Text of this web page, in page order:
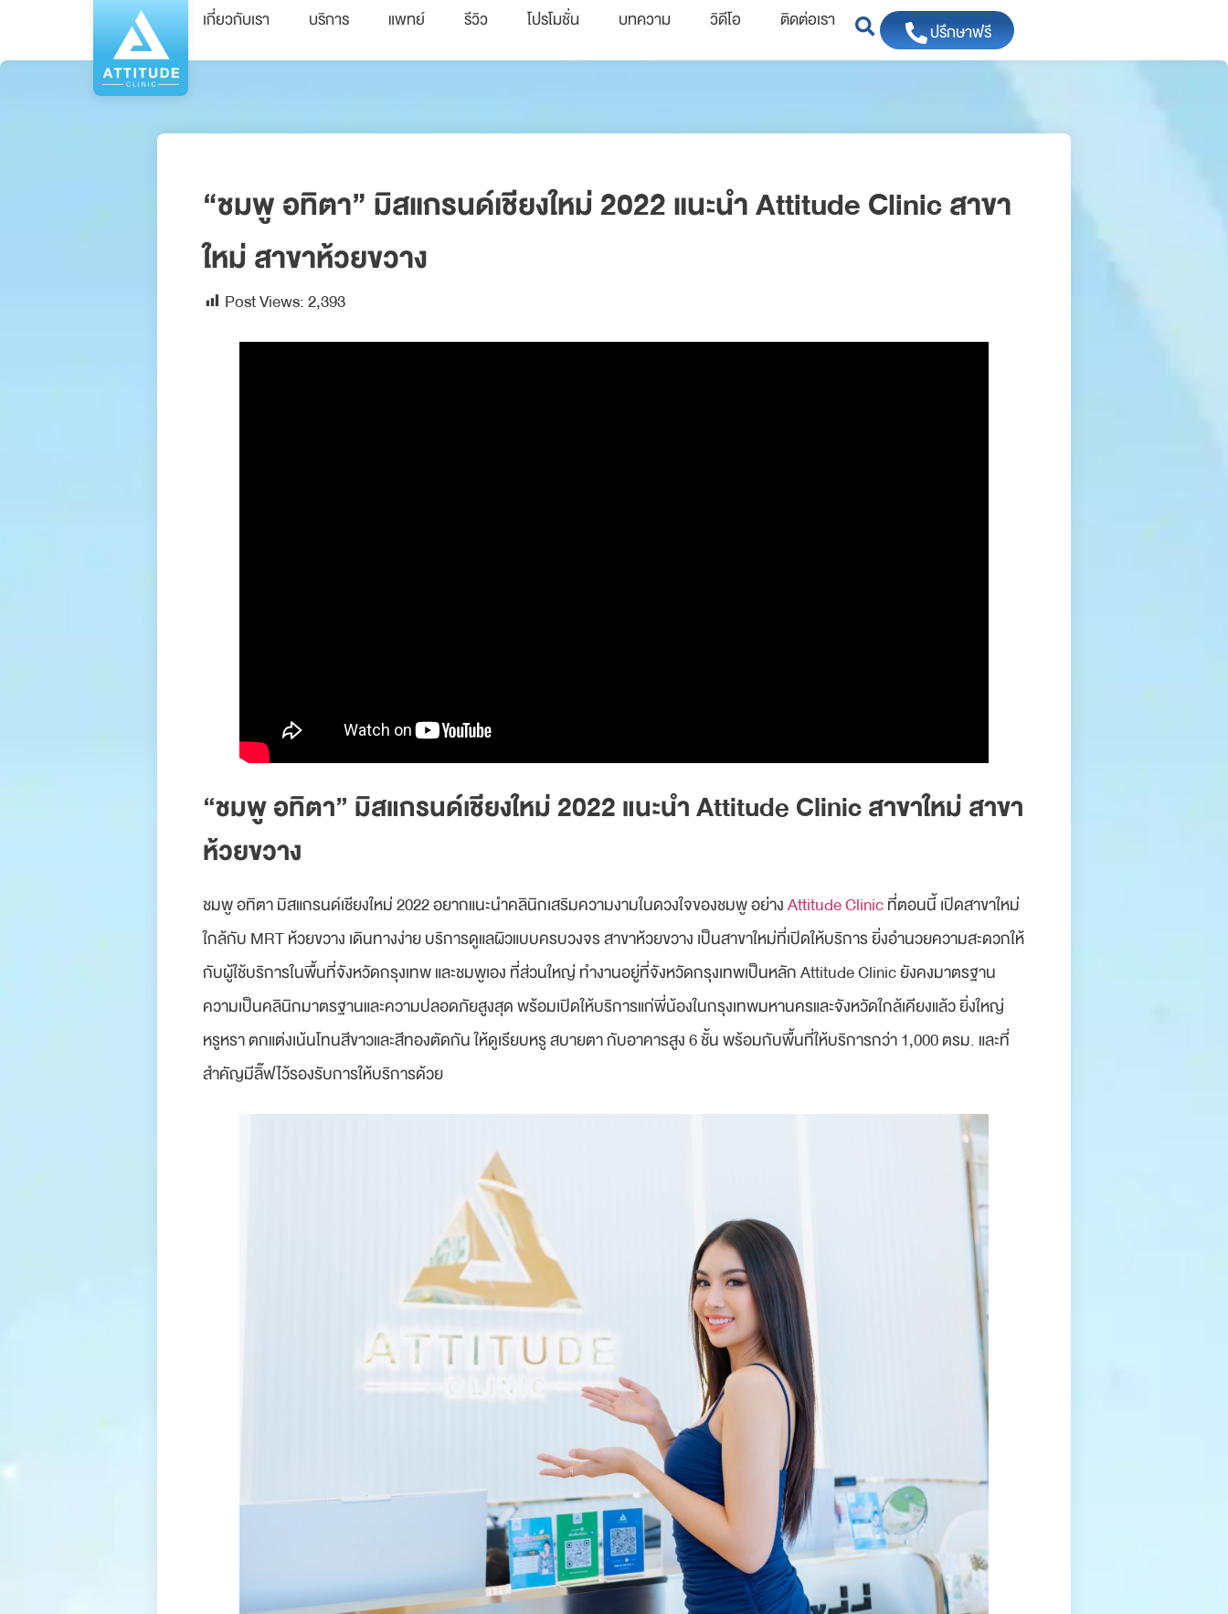
เกี่ยวกับเรา บริการ แพทย์ รีวิว โปรโมชั่น บทความ วิดีโอ ติดต่อเรา
ปรึกษาฟรี
“ชมพู อทิตา” มิสแกรนด์เชียงใหม่ 2022 แนะนำ Attitude Clinic สาขา
ใหม่ สาขาห้วยขวาง
Post Views:2,393
“ชมพู อทิตา” มิสแกรนด์เชียงใหม่ 2022 แนะนำ Attitude Clinic สาขาใหม่ สาขา
ห้วยขวาง
ชมพู อทิตา มิสแกรนด์เชียงใหม่ 2022 อยากแนะนำคลินิกเสริมความงามในดวงใจของชมพู อย่างAttitude Clinicที่ตอนนี้ เปิดสาขาใหม่
ใกล้กับ MRT ห้วยขวาง เดินทางง่าย บริการดูแลผิวแบบครบวงจร สาขาห้วยขวาง เป็นสาขาใหม่ที่เปิดให้บริการ ยิ่งอำนวยความสะดวกให้
กับผู้ใช้บริการในพื้นที่จังหวัดกรุงเทพ และชมพูเอง ที่ส่วนใหญ่ ทำงานอยู่ที่จังหวัดกรุงเทพเป็นหลัก Attitude Clinic ยังคงมาตรฐาน
ความเป็นคลินิกมาตรฐานและความปลอดภัยสูงสุด พร้อมเปิดให้บริการแก่พี่น้องในกรุงเทพมหานครและจังหวัดใกล้เคียงแล้ว ยิ่งใหญ่
หรูหรา ตกแต่งเน้นโทนสีขาวและสีทองตัดกัน ให้ดูเรียบหรู สบายตา กับอาคารสูง 6 ชั้น พร้อมกับพื้นที่ให้บริการกว่า 1,000 ตรม. และที่
สำคัญมีลิ๊ฟไว้รองรับการให้บริการด้วย